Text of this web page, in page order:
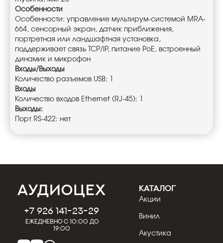
Особенности
Особенности: управление мультирум-системой MRA-
664, сенсорный экран, датчик приближения,
портретная или ландшафтная установка,
поддерживает связь TCP/IP, питание PoE, встроенный
динамик и микрофон
Входы/Выходы
Количество разъемов USB: 1
Входы
Количество входов Ethernet (RJ-45): 1
Выходы:
Порт RS-422: нет
+7 926 141-23-29
Ежедневно с 10:00 до
19:00
КАТАЛОГ
Акции
Винил
Акустика